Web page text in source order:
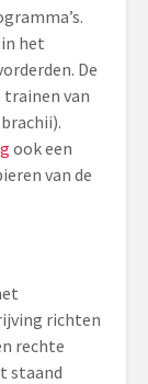
het
De
van
ook een
van de
richten
rechte
staand